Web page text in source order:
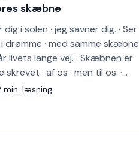
skæbne
dig i solen · jeg savner dig. · Ser
drømme · med samme skæbne
livets lange vej. · Skæbnen er
skrevet · af os · men til os. ·
tornado · fjerner ikke vores n…
min. læsning